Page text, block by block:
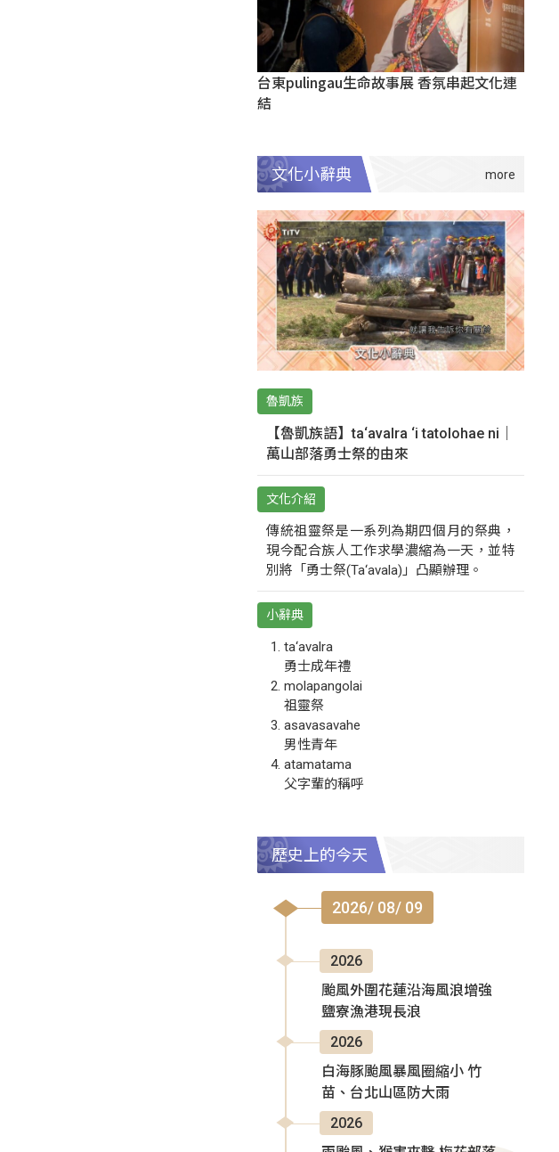
台東pulingau生命故事展 香氛串起文化連
結
文化小辭典
魯凱族
【魯凱族語】ta‘avalra ‘i tatolohae ni｜
萬山部落勇士祭的由來
文化介紹
傳統祖靈祭是一系列為期四個月的祭典，
現今配合族人工作求學濃縮為一天，並特
別將「勇士祭(Ta‘avala)」凸顯辦理。
小辭典
ta‘avalra
勇士成年禮
molapangolai
祖靈祭
asavasavahe
男性青年
atamatama
父字輩的稱呼
歷史上的今天
2026/ 08/ 09
2026
颱風外圍花蓮沿海風浪增強
鹽寮漁港現長浪
2026
白海豚颱風暴風圈縮小 竹
苗、台北山區防大雨
2026